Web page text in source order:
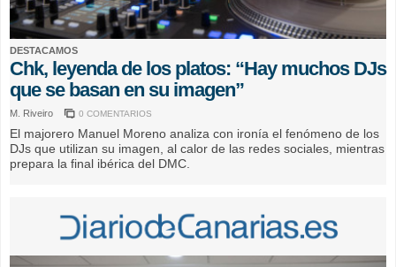
DESTACAMOS
Chk, leyenda de los platos: “Hay muchos DJs
que se basan en su imagen”
M. Riveiro 0 COMENTARIOS
El majorero Manuel Moreno analiza con ironía el fenómeno de los
DJs que utilizan su imagen, al calor de las redes sociales, mientras
prepara la final ibérica del DMC.